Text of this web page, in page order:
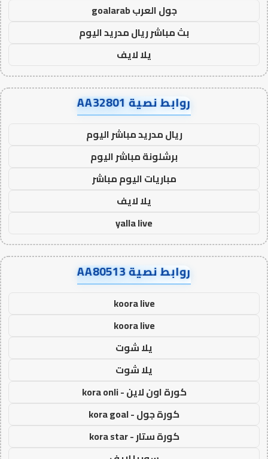
جول العرب goalarab
بث مباشر ريال مدريد اليوم
يلا لايف
روابط نصية AA32801
ريال مدريد مباشر اليوم
برشلونة مباشر اليوم
مباريات اليوم مباشر
يلا لايف
yalla live
روابط نصية AA80513
koora live
koora live
يلا شوت
يلا شوت
كورة اون لاين - kora onli
كورة جول - kora goal
كورة ستار - kora star